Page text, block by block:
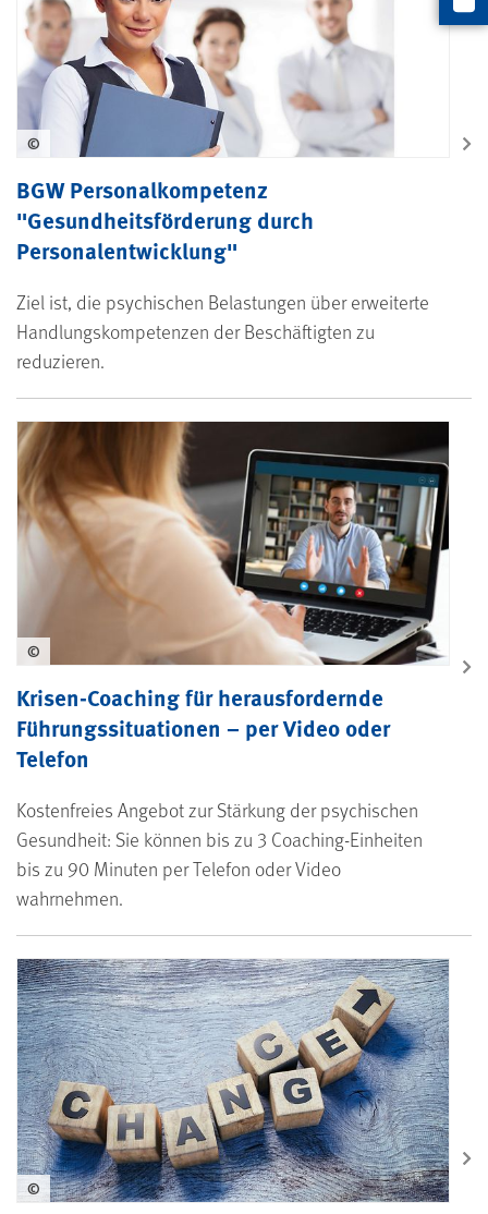
BGW Personalkompetenz
"Gesundheitsförderung durch
Personalentwicklung"
Ziel ist, die psychischen Belastungen über erweiterte
Handlungskompetenzen der Beschäftigten zu
reduzieren.
©
Krisen-Coaching für herausfordernde
Führungssituationen – per Video oder
Telefon
Kostenfreies Angebot zur Stärkung der psychischen
Gesundheit: Sie können bis zu 3 Coaching-Einheiten
bis zu 90 Minuten per Telefon oder Video
wahrnehmen.
©
©
Artikel